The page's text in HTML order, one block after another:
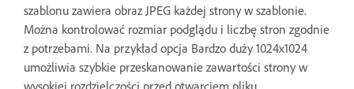
szablonu zawiera obraz JPEG każdej strony w szablonie.
Można kontrolować rozmiar podglądu i liczbę stron zgodnie
z potrzebami. Na przykład opcja Bardzo duży 1024x1024
umożliwia szybkie przeskanowanie zawartości strony w
wysokiej rozdzielczości przed otwarciem pliku.